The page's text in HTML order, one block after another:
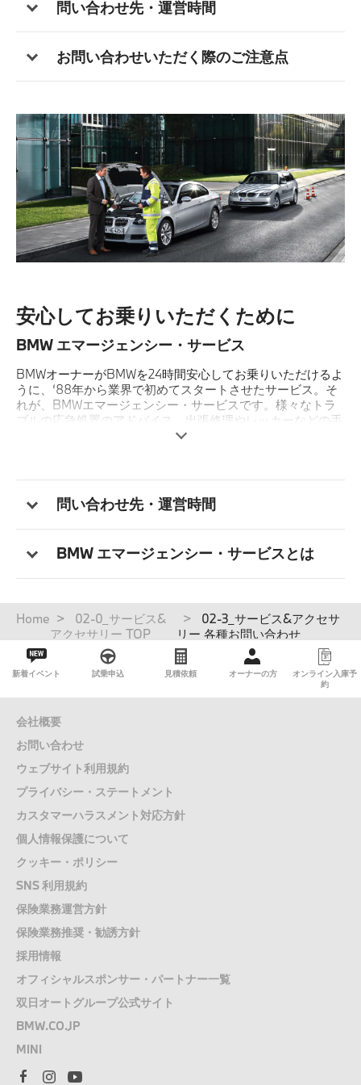
問い合わせ先・運営時間
お問い合わせいただく際のご注意点
安心してお乗りいただくために
BMW エマージェンシー・サービス
BMWオーナーがBMWを24時間安心してお乗りいただけるよ
うに、‘88年から業界で初めてスタートさせたサービス。そ
れが、BMWエマージェンシー・サービスです。様々なトラ
ブルの応急処置のアドバイス、出張修理やレッカーなどの手
配、さらにはお客様の交通手段やホテルの確保、そして場合
対象はBMW Japanが輸入し、BMW 正規ディーラーにて販
売されたBMW車（アルピナ車含む）。 24時間年中無休の体
制で、お客様のトラブルによる緊急電話をフリーダイヤルに
問い合わせ先・運営時間
BMW エマージェンシー・サービスとは
パ
く
ず
Home
02-0_サービス&
アクセサリー TOP
02-3_サービス&アクセサ
リー 各種お問い合わせ
新着イベント 試乗申込 見積依頼 オーナーの方
オンライン入庫予
約
会社概要
お問い合わせ
ウェブサイト利用規約
プライバシー・ステートメント
カスタマーハラスメント対応方針
個人情報保護について
クッキー・ポリシー
SNS 利用規約
保険業務運営方針
保険業務推奨・勧誘方針
採用情報
オフィシャルスポンサー・パートナー一覧
双日オートグループ公式サイト
BMW.CO.JP
MINI